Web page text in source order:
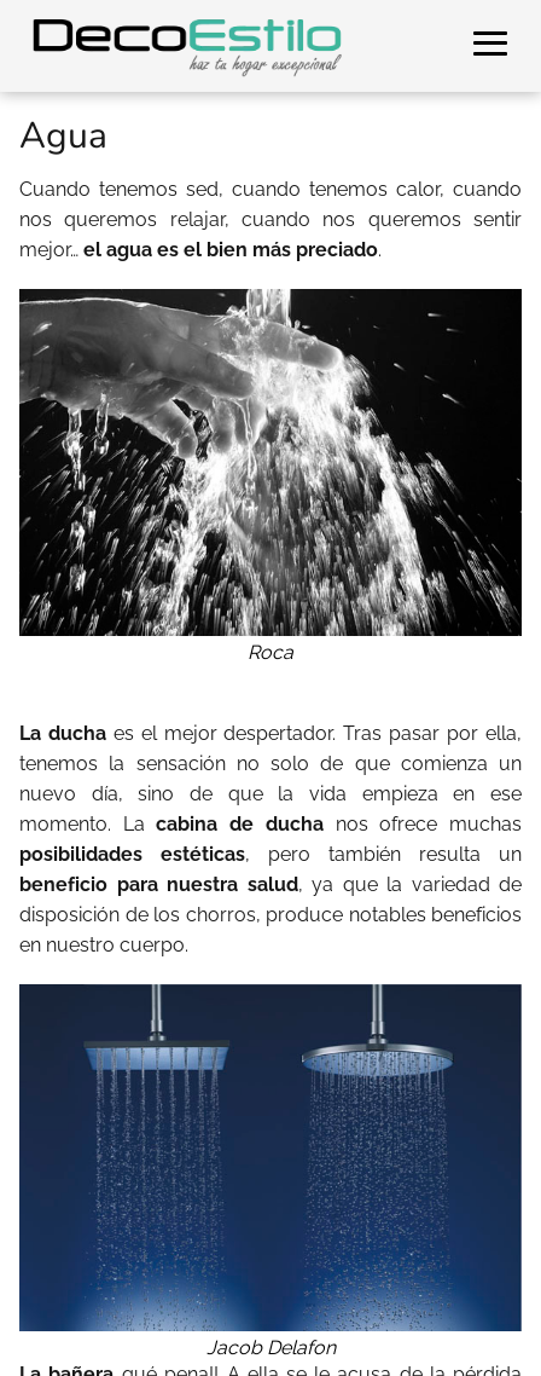
Agua
Cuando tenemos sed, cuando tenemos calor, cuando
nos queremos relajar, cuando nos queremos sentir
mejor… el agua es el bien más preciado.
Roca
La duchaes el mejor despertador. Tras pasar por ella,
tenemos la sensación no solo de que comienza un
nuevo día, sino de que la vida empieza en ese
momento. Lacabina de duchanos ofrece muchas
posibilidades estéticas, pero también resulta un
beneficio para nuestra salud, ya que la variedad de
disposición de los chorros, produce notables beneficios
en nuestro cuerpo.
Jacob Delafon